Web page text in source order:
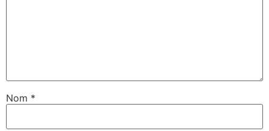
Nom *